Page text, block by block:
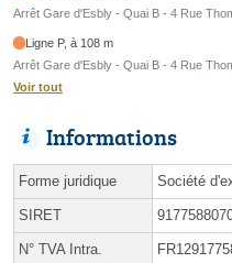
Arrêt Gare d'Esbly - Quai B - 4 Rue
Ligne P, à 108 m
Arrêt Gare d'Esbly - Quai B - 4 Rue
Voir tout
Informations
Forme juridique Société
SIRET
N° TVA Intra.